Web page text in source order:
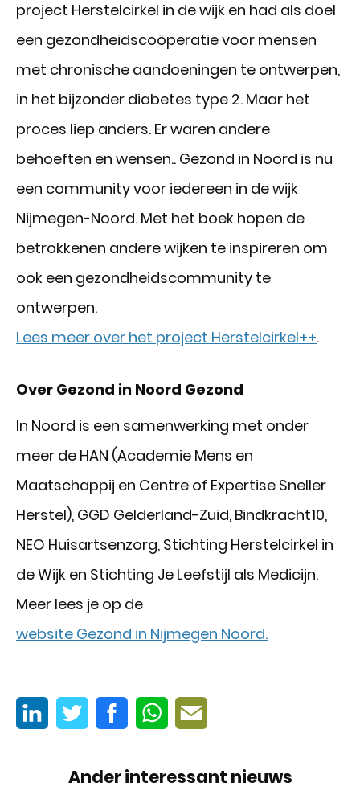
project Herstelcirkel in de wijk en had als doel
een gezondheidscoöperatie voor mensen
met chronische aandoeningen te ontwerpen,
in het bijzonder diabetes type 2. Maar het
proces liep anders. Er waren andere
behoeften en wensen.. Gezond in Noord is nu
een community voor iedereen in de wijk
Nijmegen-Noord. Met het boek hopen de
betrokkenen andere wijken te inspireren om
ook een gezondheidscommunity te
ontwerpen.
Lees meer over het project Herstelcirkel++.
Over Gezond in Noord Gezond
In Noord is een samenwerking met onder
meer de HAN (Academie Mens en
Maatschappij en Centre of Expertise Sneller
Herstel), GGD Gelderland-Zuid, Bindkracht10,
NEO Huisartsenzorg, Stichting Herstelcirkel in
de Wijk en Stichting Je Leefstijl als Medicijn.
Meer lees je op de
website Gezond in Nijmegen Noord.
Ander interessant nieuws